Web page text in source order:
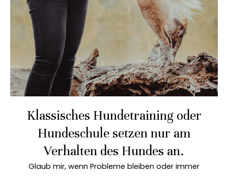
Klassisches Hundetraining oder
Hundeschule setzen nur am
Verhalten des Hundes an.
Glaub mir, wenn Probleme bleiben oder immer